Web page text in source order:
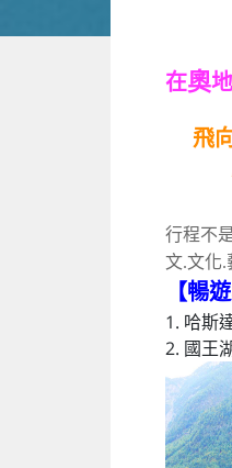
在奧
飛向
心
聽
行程不
文.文化
【暢
1. 哈斯
2. 國王